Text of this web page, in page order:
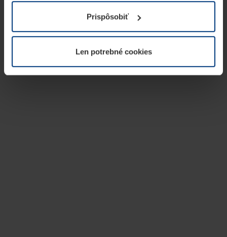
prevádzku tejto stránky. Pre všetky ostatné typy cookie
potrebujeme Vaše povolenie. Vaše povolenie môžete
kedykoľvek zmeniť alebo odvolať vo vysvetlení cookie
našej webovej stránky.
Prispôsobiť
Len potrebné cookies